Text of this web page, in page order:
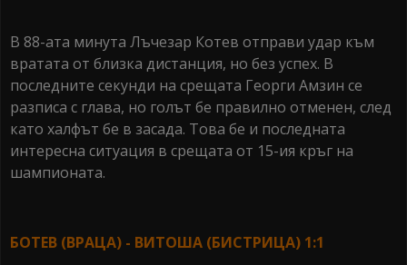
В 88-ата минута Лъчезар Котев отправи удар към
вратата от близка дистанция, но без успех. В
последните секунди на срещата Георги Амзин се
разписа с глава, но голът бе правилно отменен, след
като халфът бе в засада. Това бе и последната
интересна ситуация в срещата от 15-ия кръг на
шампионата.
БОТЕВ (ВРАЦА) - ВИТОША (БИСТРИЦА) 1:1